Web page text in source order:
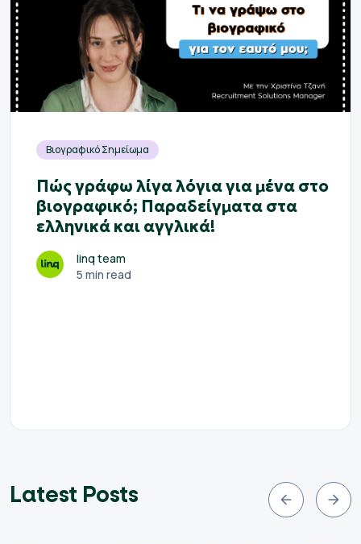
Βιογραφικό Σημείωμα
Πώς γράφω λίγα λόγια για μένα στο
βιογραφικό; Παραδείγματα στα
ελληνικά και αγγλικά!
linq team
5 min read
Latest Posts